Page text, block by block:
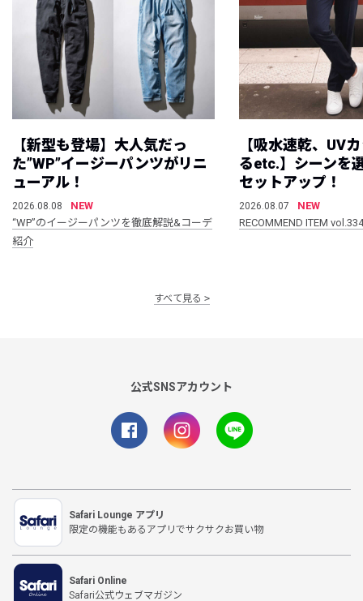
【新型も登場】大人気だっ
た”WP”イージーパンツがリニ
ューアル！
2026.08.08
NEW
“WP”のイージーパンツを徹底解説&コーデ
紹介
【吸水速乾、UV
るetc.】シーンを
セットアップ！
2026.08.07
NEW
RECOMMEND ITEM vol.334
すべて見る
公式SNSアカウント
Safari Lounge アプリ
限定の機能もあるアプリでサクサクお買い物
Safari Online
Safari公式ウェブマガジン